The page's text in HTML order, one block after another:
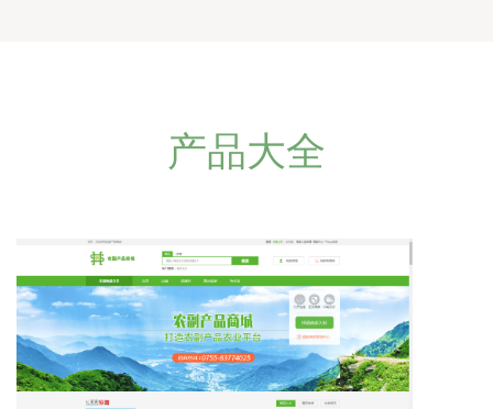
产品大全